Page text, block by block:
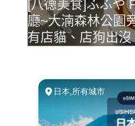
[八德美食]ふふや
廳~大湳森林公園
有店貓、店狗出沒